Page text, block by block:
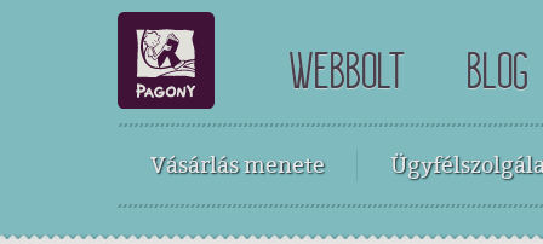
WEBBOLT BLOG
Vásárlás menete